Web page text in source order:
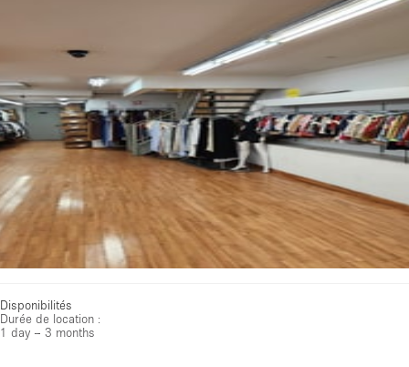
Disponibilités
Durée de location :
1 day – 3 months